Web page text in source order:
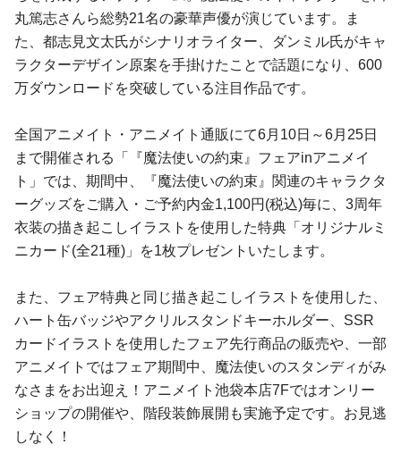
丸篤志さんら総勢21名の豪華声優が演じています。ま
た、都志見文太氏がシナリオライター、ダンミル氏がキャ
ラクターデザイン原案を手掛けたことで話題になり、600
万ダウンロードを突破している注目作品です。
全国アニメイト・アニメイト通販にて6月10日～6月25日
まで開催される「『魔法使いの約束』フェアinアニメイ
ト」では、期間中、『魔法使いの約束』関連のキャラクタ
ーグッズをご購入・ご予約内金1,100円(税込)毎に、3周年
衣装の描き起こしイラストを使用した特典「オリジナルミ
ニカード(全21種)」を1枚プレゼントいたします。
また、フェア特典と同じ描き起こしイラストを使用した、
ハート缶バッジやアクリルスタンドキーホルダー、SSR
カードイラストを使用したフェア先行商品の販売や、一部
アニメイトではフェア期間中、魔法使いのスタンディがみ
なさまをお出迎え！アニメイト池袋本店7Fではオンリー
ショップの開催や、階段装飾展開も実施予定です。お見逃
しなく！